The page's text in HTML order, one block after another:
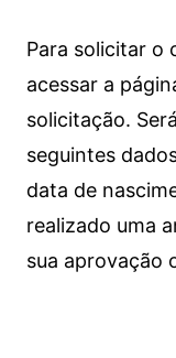
Para solicitar o
acessar a
solicitação.
seguintes
data de
realizado uma
sua aprovação